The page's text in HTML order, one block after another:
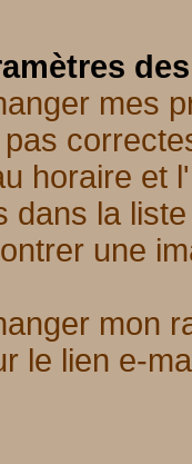
mes
horaire et
dans la
une
mon
le lien e-